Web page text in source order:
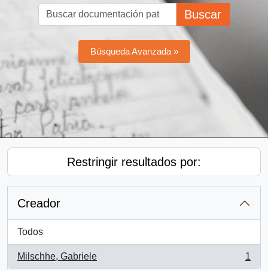
Buscar
Búsqueda Avanzada »
Restringir resultados por:
Creador
Todos
Milschhe, Gabriele
, 1 resultados
1